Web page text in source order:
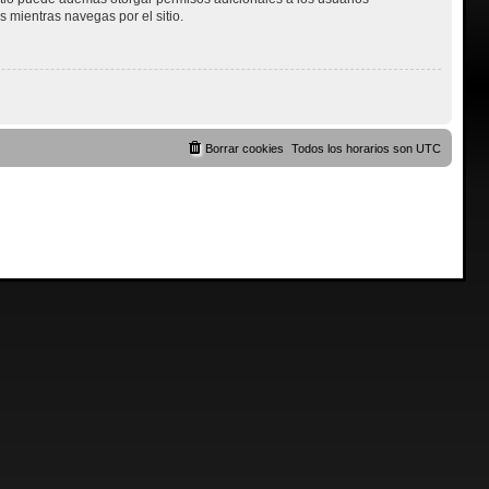
mientras navegas por el sitio.
Todos los horarios sonUTC
Borrar cookies